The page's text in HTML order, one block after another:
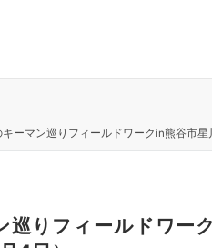
ーマン巡りフィールドワークin熊谷市
りフィールドワー